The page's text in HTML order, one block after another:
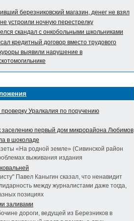
березниковский магазин, денег не взял
устроили ночную перестрелку
скандал с онкобольными школьниками
кредитный договор вместо трудового
выявили нарушение в
Уралкалия по поручению
заселению первый дом микрорайона Любимов
в шоколаде
«На родной земле» (Сивинской район
выживания издания
Павел Каныгин сказал, что ненавидит
между журналистами даже тогда,
позициях
заливами
дороги, ведущей из Березников в